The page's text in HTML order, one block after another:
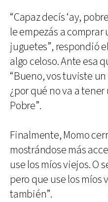
“Capaz decís ‘ay,
le empezás a
juguetes”, respondió
algo celoso. Ante esa
“Bueno, vos tuviste
¿por qué no va a
Pobre”.
Finalmente, Momo
mostrándose más
use los míos viejos. O
pero que use los míos
también”.